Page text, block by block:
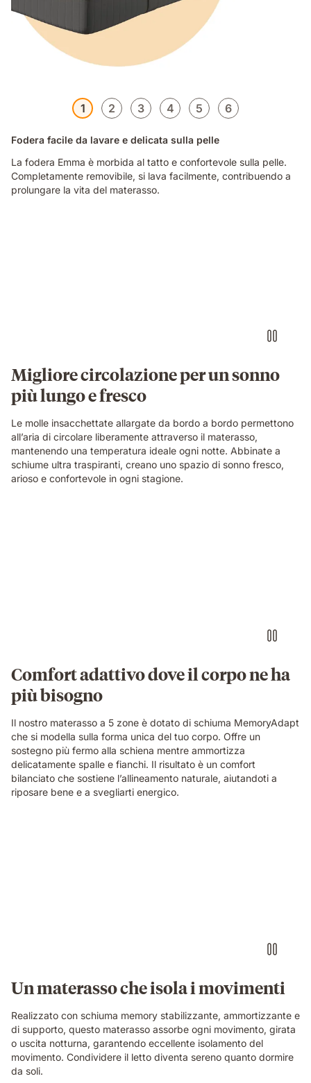
1 2 3 4 5 6
Fodera facile da lavare e delicata sulla pelle
La fodera Emma è morbida al tatto e confortevole sulla pelle.
Completamente removibile, si lava facilmente, contribuendo a
prolungare la vita del materasso.
Migliore circolazione per un sonno
più lungo e fresco
Le molle insacchettate allargate da bordo a bordo permettono
all’aria di circolare liberamente attraverso il materasso,
mantenendo una temperatura ideale ogni notte. Abbinate a
schiume ultra traspiranti, creano uno spazio di sonno fresco,
arioso e confortevole in ogni stagione.
Comfort adattivo dove il corpo ne ha
più bisogno
Il nostro materasso a 5 zone è dotato di schiuma MemoryAdapt
che si modella sulla forma unica del tuo corpo. Offre un
sostegno più fermo alla schiena mentre ammortizza
delicatamente spalle e fianchi. Il risultato è un comfort
bilanciato che sostiene l’allineamento naturale, aiutandoti a
riposare bene e a svegliarti energico.
Original
while
their
partner
sleeps
undisturbed
Un materasso che isola i movimenti
Realizzato con schiuma memory stabilizzante, ammortizzante e
di supporto, questo materasso assorbe ogni movimento, girata
o uscita notturna, garantendo eccellente isolamento del
movimento. Condividere il letto diventa sereno quanto dormire
da soli.